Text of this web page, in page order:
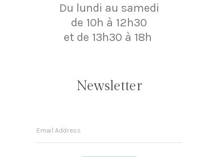
Du lundi au samedi
de 10h à 12h30
et de 13h30 à 18h
Newsletter
Email Address